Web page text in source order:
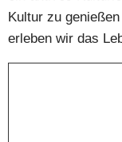
Kultur zu
erleben wir das